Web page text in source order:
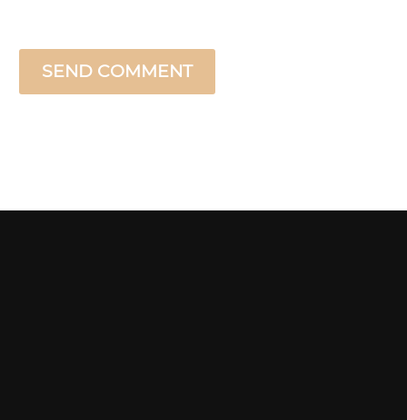
SEND COMMENT